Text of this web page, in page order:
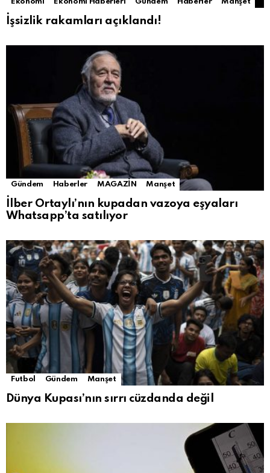
İşsizlik rakamları açıklandı!
Gündem Haberler MAGAZİN Manşet
İlber Ortaylı’nın kupadan vazoya eşyaları
Whatsapp’ta satılıyor
Futbol Gündem Manşet
Dünya Kupası’nın sırrı cüzdanda değil